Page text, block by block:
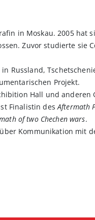
in Moskau. 2005 hat
Zuvor studierte sie
Russland,
Projekt.
Hall und anderen
Finalistin desAftermath
of two Chechen wars.
Kommunikation mit